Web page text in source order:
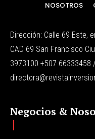
NOSOTROS
Dirección: Calle 69 Este,
CAD 69 San Francisco
3973100 +507
Negocios &